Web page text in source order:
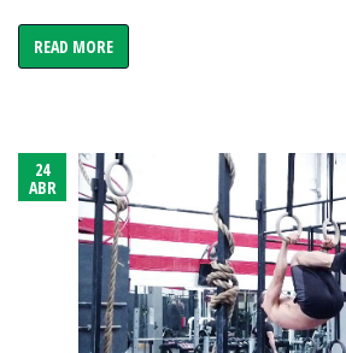
READ MORE
24
ABR